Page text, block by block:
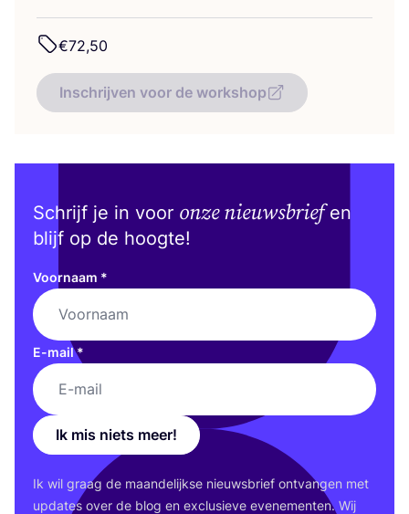
€72,50
Inschrijven voor de workshop
Schrijf je in voor onze nieuwsbriefen
blijf op de hoogte!
Voornaam *
E-mail*
Ik mis niets meer!
Ik wil graag de maan­de­lijk­se nieuws­brief ont­van­gen met
upda­tes over de blog en exclu­sie­ve eve­ne­men­ten. Wij